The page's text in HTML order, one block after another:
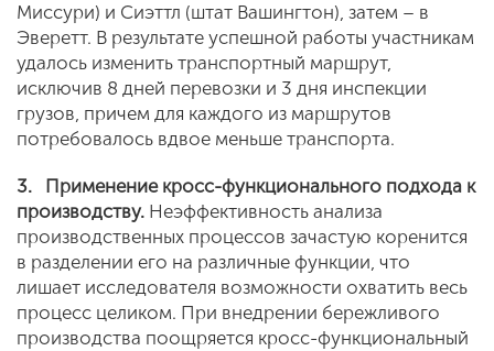
Миссури) и Сиэттл (штат Вашингтон), затем – в
Эверетт. В результате успешной работы участникам
удалось изменить транспортный маршрут,
исключив 8 дней перевозки и 3 дня инспекции
грузов, причем для каждого из маршрутов
потребовалось вдвое меньше транспорта.
3. Применение кросс-функционального подхода к
производству. Неэффективность анализа
производственных процессов зачастую коренится
в разделении его на различные функции, что
лишает исследователя возможности охватить весь
процесс целиком. При внедрении бережливого
производства поощряется кросс-функциональный